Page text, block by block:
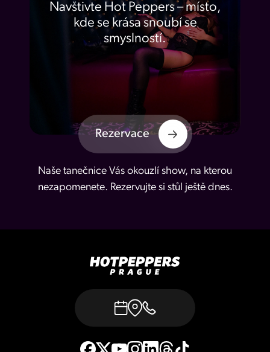
Navštivte Hot Peppers – místo,
kde se krása snoubí se
smyslností.
Rezervace
Naše tanečnice Vás okouzlí show, na kterou
nezapomenete. Rezervujte si stůl ještě dnes.